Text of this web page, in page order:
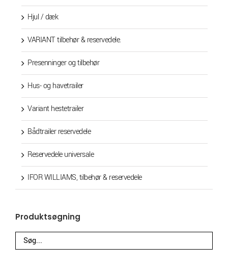
Hjul / dæk
VARIANT tilbehør & reservedele.
Presenninger og tilbehør
Hus- og havetrailer
Variant hestetrailer
Bådtrailer reservedele
Reservedele universale
IFOR WILLIAMS, tilbehør & reservedele
Produktsøgning